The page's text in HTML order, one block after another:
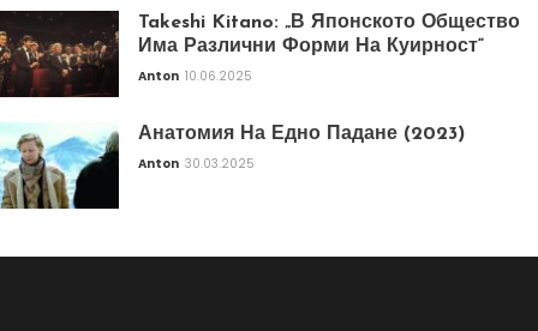
Takeshi Kitano: „В Японското Общество
Има Различни Форми На Куирност“
Anton 10.06.2025
Анатомия На Едно Падане (2023)
Anton 30.03.2025